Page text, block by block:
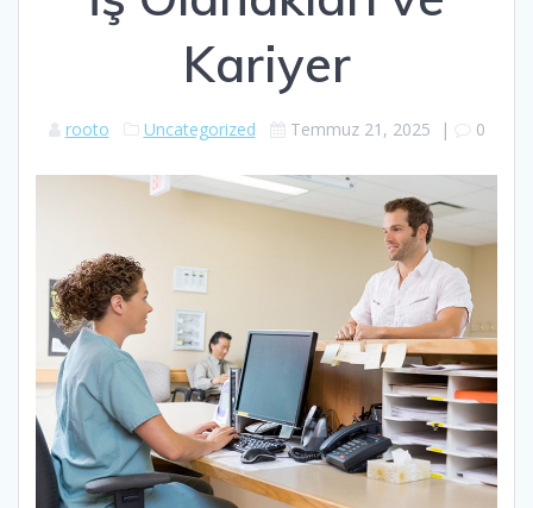
Kariyer
rooto Uncategorized Temmuz 21, 2025 | 0